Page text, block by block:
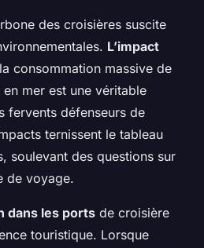
des croisières suscite
L’impact
consommation massive de
mer est une véritable
fervents défenseurs de
ternissent le tableau
soulevant des questions sur
de voyage.
dans les ports de croisière
touristique. Lorsque